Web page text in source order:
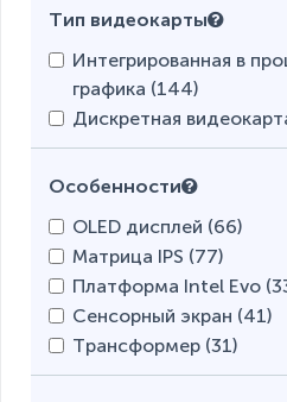
Тип видеокарты
Интегрированная в
графика (144)
Дискретная
Особенности
OLED дисплей (66)
Матрица IPS (77)
Платформа Intel Evo (
Сенсорный экран (41)
Трансформер (31)